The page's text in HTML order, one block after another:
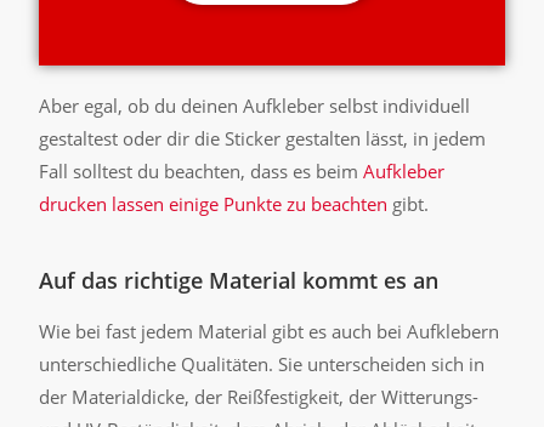
Aber egal, ob du deinen Aufkleber selbst individuell
gestaltest oder dir die Sticker gestalten lässt, in jedem
Fall solltest du beachten, dass es beimAufkleber
drucken lassen einige Punkte zu beachten gibt.
Auf das richtige Material kommt es an
Wie bei fast jedem Material gibt es auch bei Aufklebern
unterschiedliche Qualitäten. Sie unterscheiden sich in
der Materialdicke, der Reißfestigkeit, der Witterungs-